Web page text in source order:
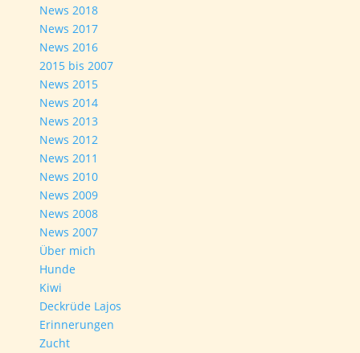
News 2018
News 2017
News 2016
2015 bis 2007
News 2015
News 2014
News 2013
News 2012
News 2011
News 2010
News 2009
News 2008
News 2007
Über mich
Hunde
Kiwi
Deckrüde Lajos
Erinnerungen
Zucht